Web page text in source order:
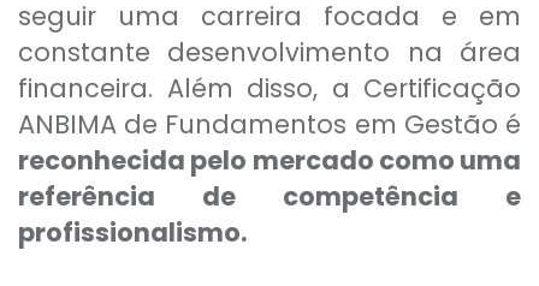
seguir uma carreira focada e em
constante desenvolvimento na área
financeira. Além disso, a Certificação
ANBIMA de Fundamentos em Gestão é
reconhecida pelo mercado como uma
referência de competência e
profissionalismo.